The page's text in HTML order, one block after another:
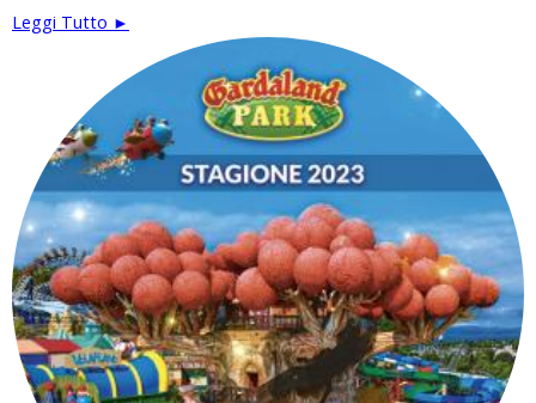
Leggi Tutto ►